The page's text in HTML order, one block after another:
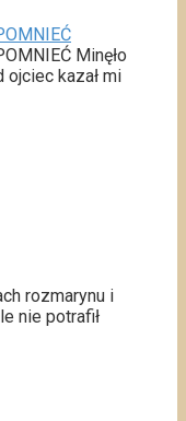
Minęło
ojciec kazał mi
rozmarynu i
nie potrafił